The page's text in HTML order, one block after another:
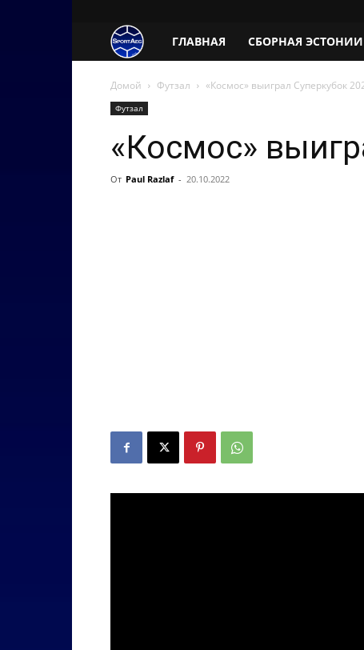
SportAeg.EE
ГЛАВНАЯ СБОРНАЯ ЭСТОНИИ
Домой Футзал «Космос» выиграл Суперкубок
Футзал
«Космос»
От Paul Razlaf - 20.10.2022